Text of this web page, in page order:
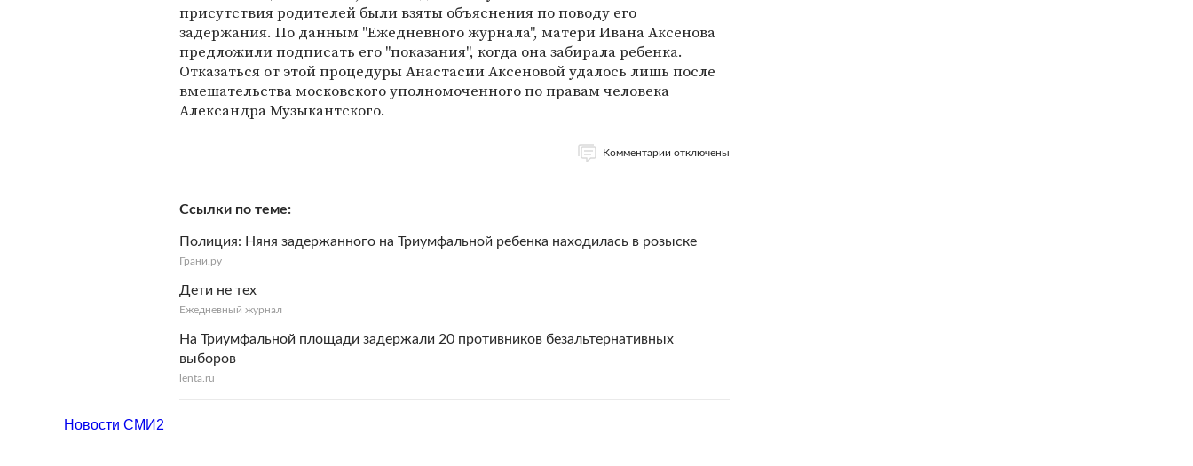
присутствия родителей были взяты объяснения по поводу его
задержания. По данным "Ежедневного журнала", матери Ивана Аксенова
предложили подписать его "показания", когда она забирала ребенка.
Отказаться от этой процедуры Анастасии Аксеновой удалось лишь после
вмешательства московского уполномоченного по правам человека
Александра Музыкантского.
Комментарии отключены
Ссылки по теме
Полиция: Няня задержанного на Триумфальной ребенка находилась в розыске
Грани.ру
Дети не тех
Ежедневный журнал
На Триумфальной площади задержали 20 противников безальтернативных
выборов
lenta.ru
Новости СМИ2